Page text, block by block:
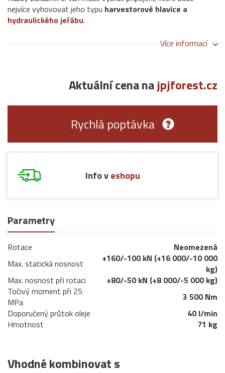
nejvíce vyhovovat jeho typu harvestorové hlavice a
hydraulického jeřábu.
Více informací
Aktuální cena najpjforest.cz
Rychlá poptávka
Info veshopu
Parametry
Rotace
Neomezená
Max. statická nosnost
+160/-100 kN (+16 000/-10 000
kg)
Max. nosnost při rotaci
+80/-50 kN (+8 000/-5 000 kg)
Točivý moment při 25
MPa
3 500 Nm
Doporučený průtok oleje
40 l/min
Hmotnost
71 kg
Vhodné kombinovat s